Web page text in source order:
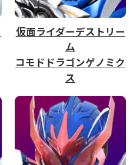
仮面ライダーデストリー
ム
コモドドラゴンゲノミク
ス